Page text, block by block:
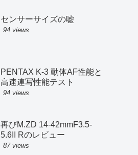
センサーサイズの嘘
94 views
PENTAX K-3 動体AF性能と
高速連写性能テスト
94 views
再びM.ZD 14-42mmF3.5-
5.6II Rのレビュー
87 views